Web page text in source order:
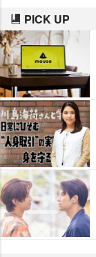
PICK UP